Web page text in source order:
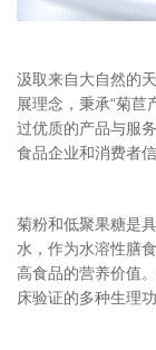
汲取来自大自然的
展理念，秉承“菊苣
过优质的产品与服
食品企业和消费者
菊粉和低聚果糖是
水，作为水溶性膳
高食品的营养价值
床验证的多种生理